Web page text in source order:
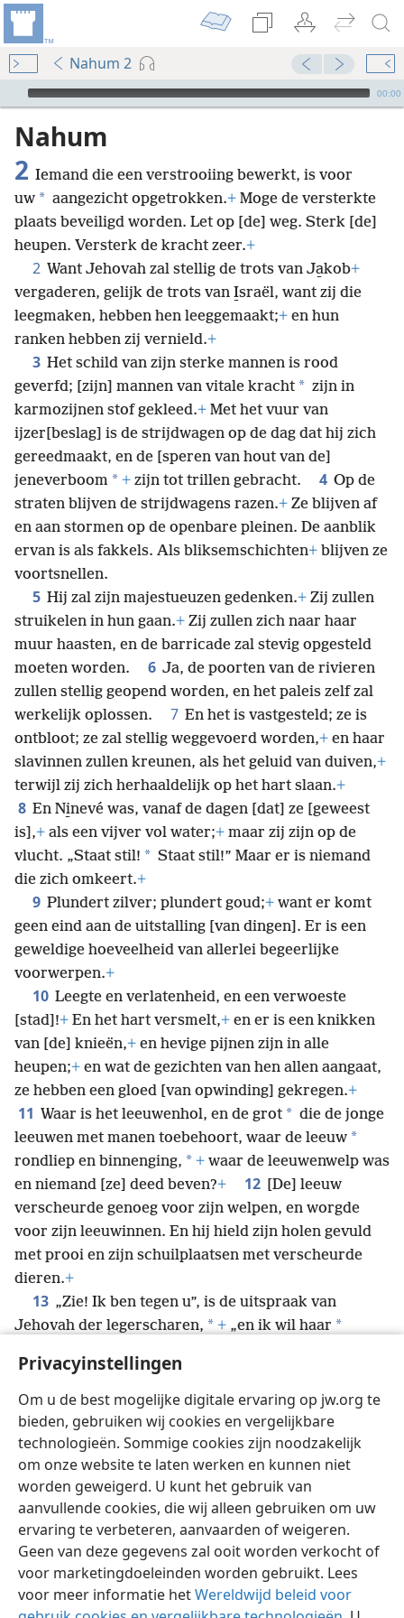
Privacyinstellingen
Om u de best mogelijke digitale ervaring op jw.org te
bieden, gebruiken wij cookies en vergelijkbare
technologieën. Sommige cookies zijn noodzakelijk
om onze website te laten werken en kunnen niet
worden geweigerd. U kunt het gebruik van
aanvullende cookies, die wij alleen gebruiken om uw
ervaring te verbeteren, aanvaarden of weigeren.
Geen van deze gegevens zal ooit worden verkocht of
voor marketingdoeleinden worden gebruikt. Lees
voor meer informatie hetWereldwijd beleid voor
Nahum 2
Audio Player
00:00
Nahum
2 Iemand die een verstrooiing bewerkt, is voor
uw * aangezicht opgetrokken.+ Moge de versterkte
plaats beveiligd worden. Let op [de] weg. Sterk [de]
heupen. Versterk de kracht zeer.+
2 Want Jehovah zal stellig de trots van Ja̱kob+
vergaderen, gelijk de trots van I̱sraël, want zij die
leegmaken, hebben hen leeggemaakt;+ en hun
ranken hebben zij vernield.+
3 Het schild van zijn sterke mannen is rood
geverfd; [zijn] mannen van vitale kracht * zijn in
karmozijnen stof gekleed.+ Met het vuur van
ijzer[beslag] is de strijdwagen op de dag dat hij zich
gereedmaakt, en de [speren van hout van de]
jeneverboom * + zijn tot trillen gebracht. 4 Op de
straten blijven de strijdwagens razen.+ Ze blijven af
en aan stormen op de openbare pleinen. De aanblik
ervan is als fakkels. Als bliksemschichten+ blijven ze
voortsnellen.
5 Hij zal zijn majestueuzen gedenken.+ Zij zullen
struikelen in hun gaan.+ Zij zullen zich naar haar
muur haasten, en de barricade zal stevig opgesteld
moeten worden.
6 Ja, de poorten van de rivieren
zullen stellig geopend worden, en het paleis zelf zal
werkelijk oplossen.
7 En het is vastgesteld; ze is
ontbloot; ze zal stellig weggevoerd worden,+ en haar
slavinnen zullen kreunen, als het geluid van duiven,+
terwijl zij zich herhaaldelijk op het hart slaan.+
8 En Ni̱nevé was, vanaf de dagen [dat] ze [geweest
is],+ als een vijver vol water;+ maar zij zijn op de
vlucht. „Staat stil! * Staat stil!” Maar er is niemand
die zich omkeert.+
9 Plundert zilver; plundert goud;+ want er komt
geen eind aan de uitstalling [van dingen]. Er is een
geweldige hoeveelheid van allerlei begeerlijke
voorwerpen.+
10 Leegte en verlatenheid, en een verwoeste
[stad]!+ En het hart versmelt,+ en er is een knikken
van [de] knieën,+ en hevige pijnen zijn in alle
heupen;+ en wat de gezichten van hen allen aangaat,
ze hebben een gloed [van opwinding] gekregen.+
11 Waar is het leeuwenhol, en de grot * die de jonge
leeuwen met manen toebehoort, waar de leeuw *
rondliep en binnenging, * + waar de leeuwenwelp was
en niemand [ze] deed beven?+ 12 [De] leeuw
verscheurde genoeg voor zijn welpen, en worgde
voor zijn leeuwinnen. En hij hield zijn holen gevuld
met prooi en zijn schuilplaatsen met verscheurde
dieren.+
13 „Zie! Ik ben tegen u”, is de uitspraak van
Jehovah der legerscharen, * + „en ik wil haar *
uw jonge leeuwen met manen verslinden.
uw prooi van de aarde afsnijden, en de stem van uw
boodschappers zal niet meer gehoord worden.”
Nederlands Delen Instellingen
Copyright © 2026 Watch Tower Bible and Tract Society of Pennsylvania
Gebruiksvoorwaarden Privacybeleid
Privacyinstellingen
JW.ORG
Inloggen